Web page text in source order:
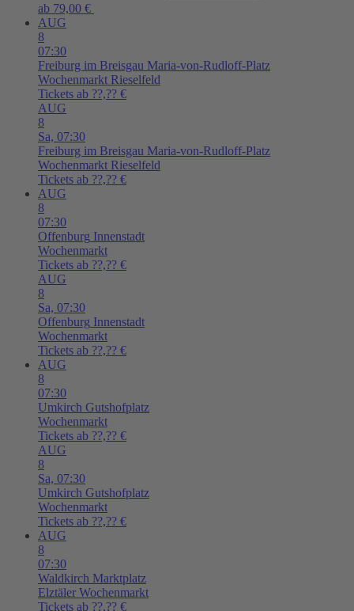
ab 79,00 €
AUG
8
07:30
Freiburg im Breisgau Maria-von-Rudloff-Platz
Wochenmarkt Rieselfeld
Tickets ab ??,?? €
AUG
8
Sa, 07:30
Freiburg im Breisgau Maria-von-Rudloff-Platz
Wochenmarkt Rieselfeld
Tickets ab ??,?? €
AUG
8
07:30
Offenburg Innenstadt
Wochenmarkt
Tickets ab ??,?? €
AUG
8
Sa, 07:30
Offenburg Innenstadt
Wochenmarkt
Tickets ab ??,?? €
AUG
8
07:30
Umkirch Gutshofplatz
Wochenmarkt
Tickets ab ??,?? €
AUG
8
Sa, 07:30
Umkirch Gutshofplatz
Wochenmarkt
Tickets ab ??,?? €
AUG
8
07:30
Waldkirch Marktplatz
Elztäler Wochenmarkt
Tickets ab ??,?? €